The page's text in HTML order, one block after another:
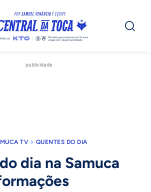
publicidade
TV QUENTES DO DIA
dia na Samuca